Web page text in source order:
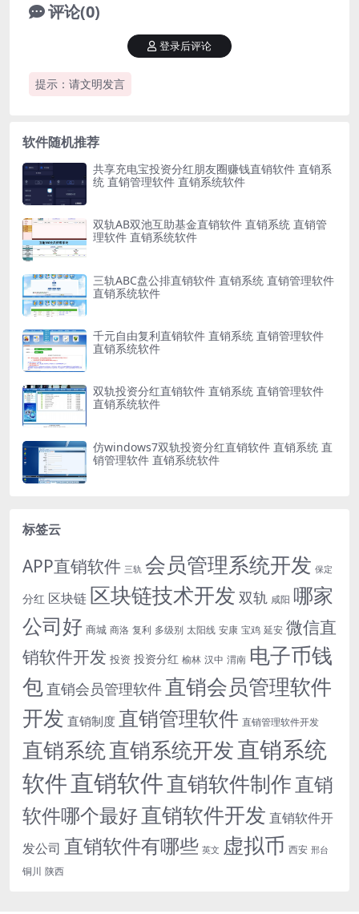
评论(0)
提示：请文明发言
登录后评论
软件随机推荐
共享充电宝投资分红朋友圈赚钱直销软件 直销系
统 直销管理软件 直销系统软件
双轨AB双池互助基金直销软件 直销系统 直销管
理软件 直销系统软件
三轨ABC盘公排直销软件 直销系统 直销管理软件
直销系统软件
千元自由复利直销软件 直销系统 直销管理软件
直销系统软件
双轨投资分红直销软件 直销系统 直销管理软件
直销系统软件
仿windows7双轨投资分红直销软件 直销系统 直
销管理软件 直销系统软件
标签云
APP直销软件 三轨 会员管理系统开发 保定
分红 区块链 区块链技术开发 双轨 咸阳 哪家
公司好 商城 商洛 复利 多级别 太阳线 安康 宝鸡 延安 微信直
销软件开发 投资 投资分红 榆林 汉中 渭南 电子币钱
包 直销会员管理软件 直销会员管理软件
开发 直销制度 直销管理软件 直销管理软件开发
直销系统直销系统开发直销系统
软件直销软件直销软件制作直销
软件哪个最好直销软件开发 直销软件开
发公司 直销软件有哪些 英文 虚拟币 西安 邢台
铜川 陕西